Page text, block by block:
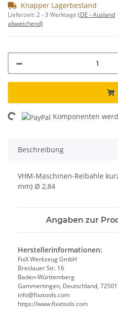
Knapper Lagerbestand
Lieferzeit:2 - 3 Werktage (DE - Ausland
abweichend)
Komponenten
Beschreibung
VHM-Maschinen-Reibahle
mm) Ø 2,84
Angaben zur
Herstellerinformationen:
FixX Werkzeug GmbH
Breslauer Str. 16
Baden-Württemberg
Gammertingen, Deutschland, 72501
info@fixxtools.com
https://www.fixxtools.com